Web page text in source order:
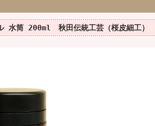
水筒 200ml 秋田伝統工芸（桜皮細工）